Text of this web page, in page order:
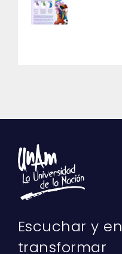
Escuchar y
transformar